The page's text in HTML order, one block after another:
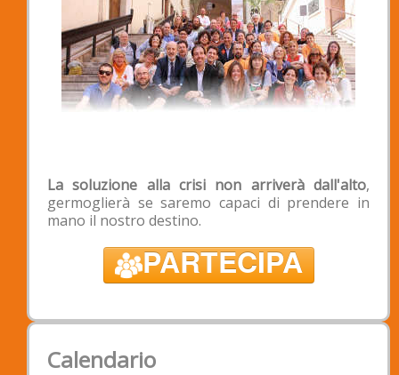
Sostienici!
Intestazione: Associazione Padova2020
Banca: Banca Popolare Etica - Filiale di
La soluzione alla crisi non arriverà dall'alto,
germoglierà se saremo capaci di prendere in
mano il nostro destino.
PARTECIPA
Calendario